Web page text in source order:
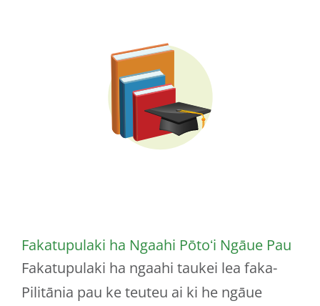
Fakatupulaki ha Ngaahi Pōtoʻi Ngāue Pau
Fakatupulaki ha ngaahi taukei lea faka-
Pilitānia pau ke teuteu ai ki he ngāue